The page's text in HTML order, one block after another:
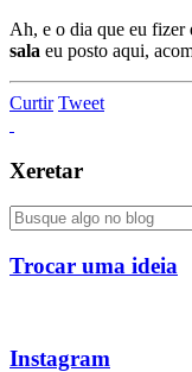
Ah, e o dia que eu fizer
sala eu posto aqui,
Curtir Tweet
Xeretar
Trocar uma ideia
Instagram